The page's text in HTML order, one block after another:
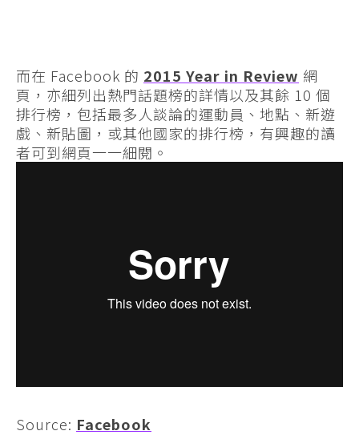
而在 Facebook 的 2015 Year in Review 網
頁，亦細列出熱門話題榜的詳情以及其餘 10 個
排行榜，包括最多人談論的運動員、地點、新遊
戲、新貼圖，或其他國家的排行榜，有興趣的讀
者可到網頁一一細閱。
Source: Facebook